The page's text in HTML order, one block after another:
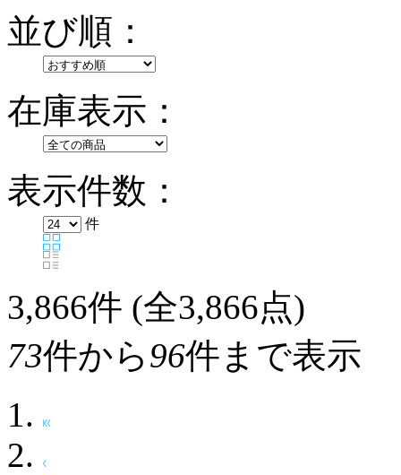
並び順：
在庫表示：
表示件数：
件
3,866件 (全3,866点)
73件から96件まで表示